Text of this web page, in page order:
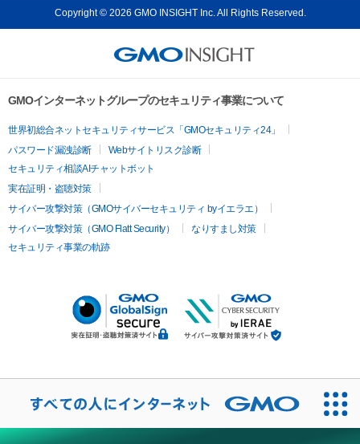
Copyright © 2026 GMO INSIGHT Inc. All Rights Reserved.
GMOインターネットグループのセキュリティ事業について
世界初総合ネットセキュリティサービス「GMOセキュリティ24」
パスワード漏洩診断
Webサイトリスク診断
セキュリティ相談AIチャットボット
実在証明・盗聴対策
サイバー攻撃対策（GMOサイバーセキュリティ byイエラエ）
サイバー攻撃対策（GMO Flatt Security）
なりすまし対策
セキュリティ事業の軌跡